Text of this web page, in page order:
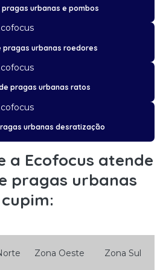
cupim
desratização
escorpião
formigas
pombos
urbanas e pombos
pragas urbanas roedores
pragas urbanas ratos
urbanas desratização
a Ecofocus atende
pragas urbanas
cupim:
Zona Oeste Zona Sul